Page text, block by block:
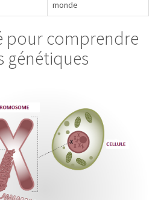
monde
pour comprendre
génétiques